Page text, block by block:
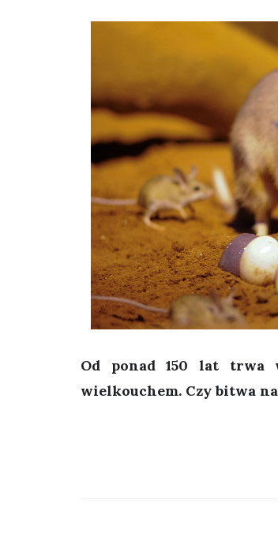
Od ponad 150 lat trwa
wielkouchem. Czy bitwa